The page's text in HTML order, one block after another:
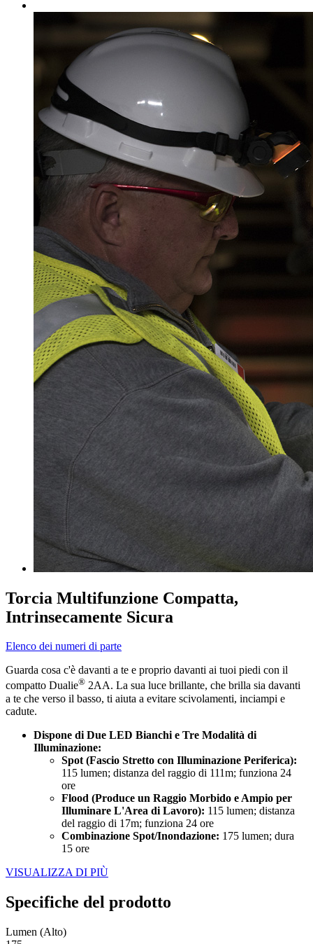
Torcia Multifunzione Compatta,
Intrinsecamente Sicura
Elenco dei numeri di parte
Guarda cosa c'è davanti a te e proprio davanti ai tuoi piedi con il
compatto Dualie® 2AA. La sua luce brillante, che brilla sia davanti
a te che verso il basso, ti aiuta a evitare scivolamenti, inciampi e
cadute.
Dispone di Due LED Bianchi e Tre Modalità di
Illuminazione:
Spot (Fascio Stretto con Illuminazione Periferica):
115 lumen; distanza del raggio di 111m; funziona 24
ore
Flood (Produce un Raggio Morbido e Ampio per
Illuminare L'Area di Lavoro): 115 lumen; distanza
del raggio di 17m; funziona 24 ore
Combinazione Spot/Inondazione: 175 lumen; dura
15 ore
VISUALIZZA DI PIÙ
Specifiche del prodotto
Lumen (Alto)